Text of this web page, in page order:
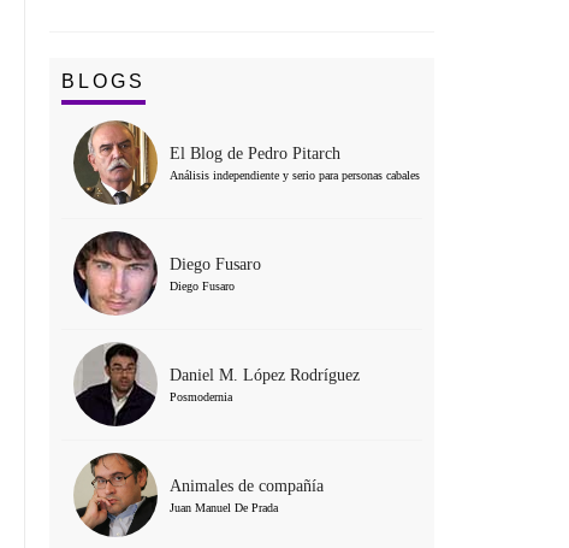
BLOGS
El Blog de Pedro Pitarch
Análisis independiente y serio para personas cabales
Diego Fusaro
Diego Fusaro
Daniel M. López Rodríguez
Posmodernia
Animales de compañía
Juan Manuel De Prada